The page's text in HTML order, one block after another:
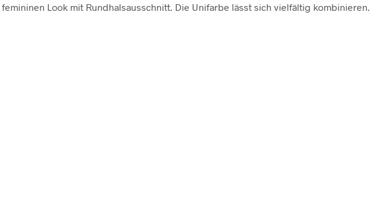
Look mit Rundhalsausschnitt. Die Unifarbe lässt sich vielfältig kombinieren.